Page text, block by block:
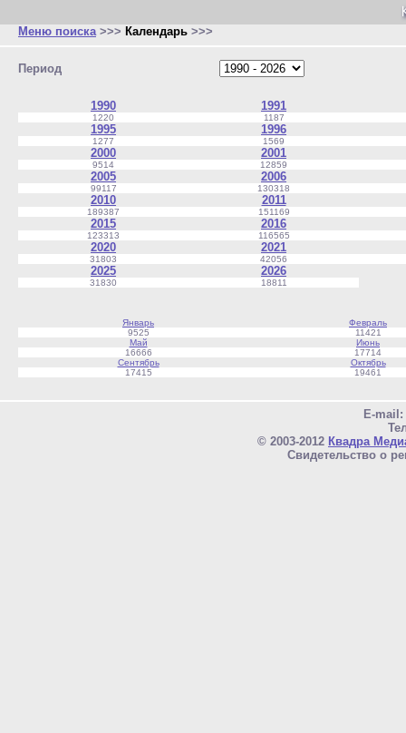
Меню поиска>>> Календарь >>>
Период
1990 1991
1220 1187
1995 1996
1277 1569
2000 2001
9514 12859
2005 2006
99117 130318
2010 2011
189387 151169
2015 2016
123313 116565
2020 2021
31803 42056
2025 2026
31830 18811
Январь
Февраль
9525
11421
Май
Июнь
16666
17714
Сентябрь
Октябрь
17415
19461
E-mail:
© 2003-2012 Квадра
Свидетельство о